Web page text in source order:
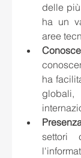
delle
ha un
aree
ha
settori